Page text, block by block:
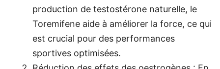
production de testostérone naturelle, le
Toremifene aide à améliorer la force, ce qui
est crucial pour des performances
sportives optimisées.